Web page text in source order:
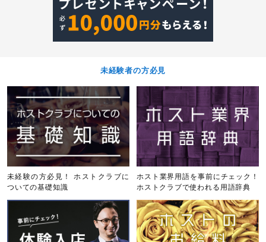
未経験者の方必見
未経験の方必見！ ホストクラブに
ついての基礎知識
ホスト業界用語を事前にチェック！
ホストクラブで使われる用語辞典